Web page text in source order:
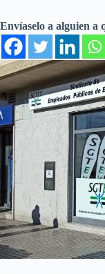
Envíaselo a alguien a